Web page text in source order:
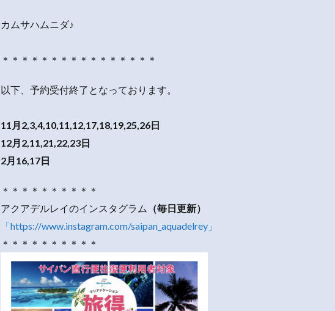
カムサハムニダ♪
＊＊＊＊＊＊＊＊＊＊＊＊＊＊＊＊
以下、予約受付終了となっております。
11月2,3,4,10,11,12,17,18,19,25,26日
12月2,11,21,22,23日
2月16,17日
＊＊＊＊＊＊＊＊＊＊
アクアデルレイのインスタグラム
（毎日更新）
「https://www.instagram.com/saipan_aquadelrey」
＊＊＊＊＊＊＊＊＊＊